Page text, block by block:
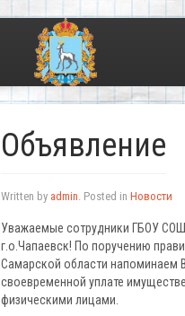
Объявление
Written by admin. Posted in Новости
Уважаемые сотрудники ГБОУ
г.о.Чапаевск! По поручению
Самарской области напоминаем
своевременной уплате
физическими лицами.